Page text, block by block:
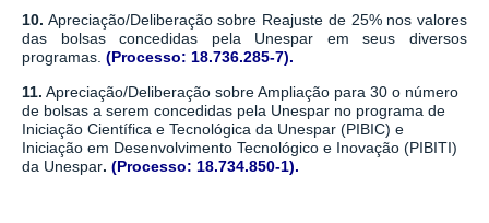
10. Apreciação/Deliberação sobre Reajuste de 25% nos valores
das bolsas concedidas pela Unespar em seus diversos
programas. (Processo: 18.736.285-7).
11. Apreciação/Deliberação sobre Ampliação para 30 o número
de bolsas a serem concedidas pela Unespar no programa de
Iniciação Científica e Tecnológica da Unespar (PIBIC) e
Iniciação em Desenvolvimento Tecnológico e Inovação (PIBITI)
da Unespar. (Processo: 18.734.850-1).